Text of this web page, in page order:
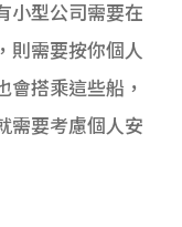
小型公司需要在
則需要按你個人
會搭乘這些船，
需要考慮個人安